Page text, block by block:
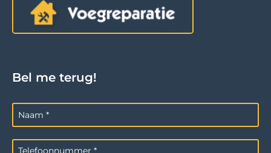
Bel me terug!